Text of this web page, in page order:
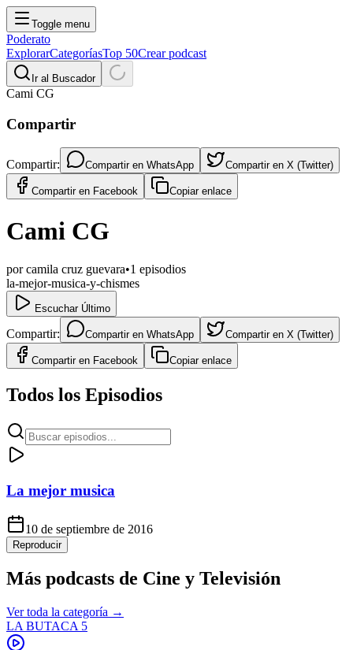
Toggle menu
Poderato
ExplorarCategoríasTop 50Crear podcast
Ir al Buscador
Cami CG
Compartir
Compartir: Compartir en WhatsApp Compartir en X (Twitter)
Compartir en Facebook Copiar enlace
Cami CG
porcamila cruz guevara•1 episodios
la-mejor-musica-y-chismes
Escuchar Último
Compartir: Compartir en WhatsApp Compartir en X (Twitter)
Compartir en Facebook Copiar enlace
Todos los Episodios
La mejor musica
10 de septiembre de 2016
Reproducir
Más podcasts de Cine y Televisión
Ver toda la categoría →
LA BUTACA 5